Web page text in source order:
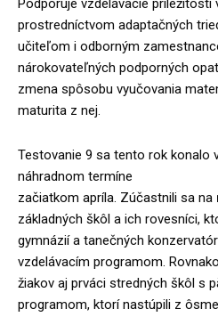
Podporuje vzdelávacie príležitosti
prostredníctvom adaptačných
učiteľom i odborným
nárokovateľných podporných
zmena spôsobu vyučovania
maturita z nej.
Testovanie 9 sa tento rok konalo
náhradnom termíne
začiatkom apríla. Zúčastnili sa na
základných škôl a ich rovesníci,
gymnázií a tanečných
vzdelávacím programom.
žiakov aj prváci stredných škôl s
programom, ktorí nastúpili z